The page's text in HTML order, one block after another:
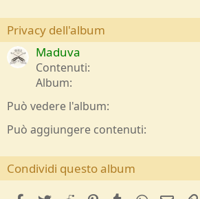
Privacy dell'album
Maduva
Contenuti
Album
Può vedere l'album
Può aggiungere contenuti
Condividi questo album